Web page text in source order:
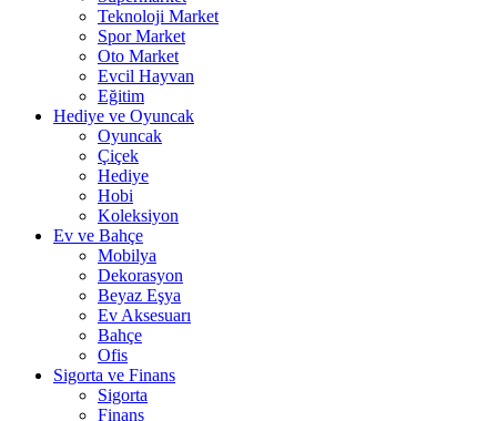
Teknoloji Market
Spor Market
Oto Market
Evcil Hayvan
Eğitim
Hediye ve Oyuncak
Oyuncak
Çiçek
Hediye
Hobi
Koleksiyon
Ev ve Bahçe
Mobilya
Dekorasyon
Beyaz Eşya
Ev Aksesuarı
Bahçe
Ofis
Sigorta ve Finans
Sigorta
Finans